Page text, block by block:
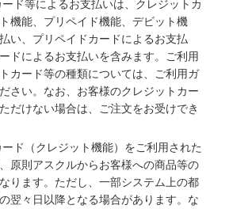
ド等によるお支払いは、クレジットカ
機能、プリペイド機能、デビット機
い、プリペイドカードによるお支払
ドによるお支払いを含みます。ご利用
カード等の種類については、ご利用ガ
さい。なお、お客様のクレジットカー
だけない場合は、ご注文をお受けでき
ド（クレジット機能）をご利用された
原則アスクルからお客様への商品等の
ります。ただし、一部システム上の都
翌々日以降となる場合があります。な